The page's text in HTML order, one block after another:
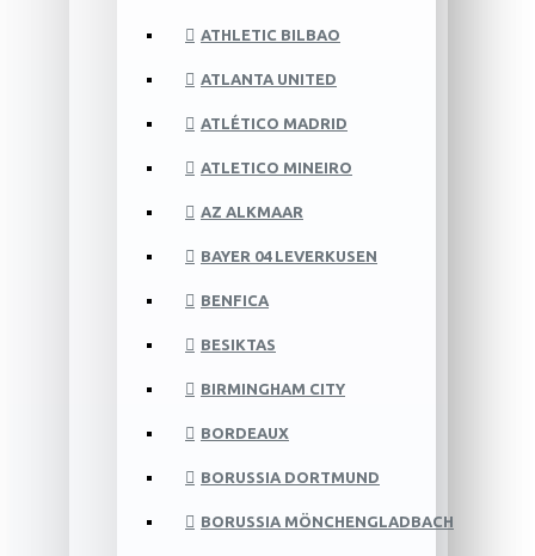
ATHLETIC BILBAO
ATLANTA UNITED
ATLÉTICO MADRID
ATLETICO MINEIRO
AZ ALKMAAR
BAYER 04 LEVERKUSEN
BENFICA
BESIKTAS
BIRMINGHAM CITY
BORDEAUX
BORUSSIA DORTMUND
BORUSSIA MÖNCHENGLADBACH